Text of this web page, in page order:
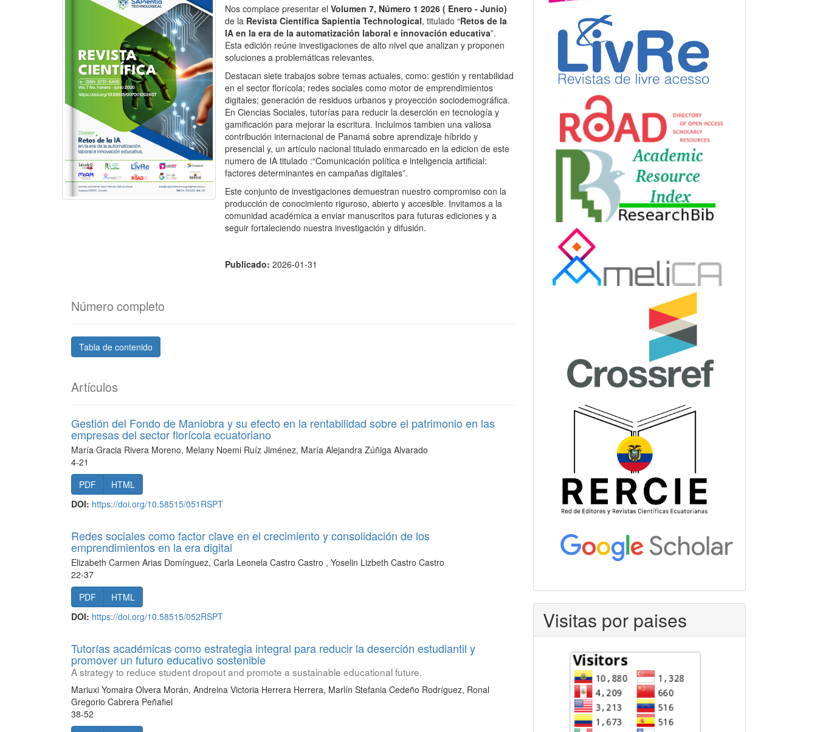
Nos complace presentar elVolumen 7, Número 1 2026 ( Enero - Junio)
de la Revista Científica Sapientia Technological, titulado “Retos de la
IA en la era de la automatización laboral e innovación educativa”.
Esta edición reúne investigaciones de alto nivel que analizan y proponen
soluciones a problemáticas relevantes.
Destacan siete trabajos sobre temas actuales, como: gestión y rentabilidad
en el sector florícola; redes sociales como motor de emprendimientos
digitales; generación de residuos urbanos y proyección sociodemográfica.
En Ciencias Sociales, tutorías para reducir la deserción en tecnología y
gamificación para mejorar la escritura. Incluimos tambien una valiosa
contribución internacional de Panamá sobre aprendizaje híbrido y
presencial y, un artículo nacional titulado enmarcado en la edicion de este
numero de IA titulado :“Comunicación política e inteligencia artificial:
factores determinantes en campañas digitales”.
Este conjunto de investigaciones demuestran nuestro compromiso con la
producción de conocimiento riguroso, abierto y accesible. Invitamos a la
comunidad académica a enviar manuscritos para futuras ediciones y a
seguir fortaleciendo nuestra investigación y difusión.
Publicado:2026-01-31
Número completo
Tabla de contenido
Artículos
Gestión del Fondo de Maniobra y su efecto en la rentabilidad sobre el patrimonio en las
empresas del sector florícola ecuatoriano
María Gracia Rivera Moreno, Melany Noemi Ruíz Jiménez, María Alejandra Zúñiga Alvarado
4-21
PDF
HTML
DOI: https://doi.org/10.58515/051RSPT
Redes sociales como factor clave en el crecimiento y consolidación de los
emprendimientos en la era digital
Elizabeth Carmen Arias Domínguez, Carla Leonela Castro Castro , Yoselin Lizbeth Castro Castro
22-37
PDF
HTML
DOI: https://doi.org/10.58515/052RSPT
Tutorías académicas como estrategia integral para reducir la deserción estudiantil y
promover un futuro educativo sostenible
A strategy to reduce student dropout and promote a sustainable educational future.
Mariuxi Yomaira Olvera Morán, Andreina Victoria Herrera Herrera, Marlín Stefania Cedeño Rodríguez, Ronal
Gregorio Cabrera Peñafiel
38-52
Visitas por paises